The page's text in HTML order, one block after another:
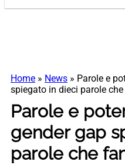
Home » News » Parole e
spiegato in dieci parole
Parole e
gender gap
parole che